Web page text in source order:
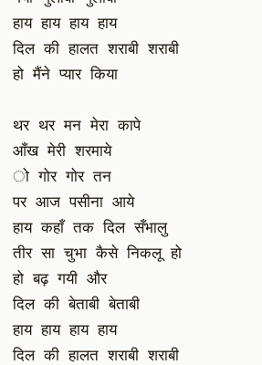
हाय हाय हाय हाय
दिल की हालत शराबी शराबी
हो मैंने प्यार किया
थर थर मन मेरा कापे
आँख मेरी शरमाये
ो गोर गोर तन
पर आज पसीना आये
हाय कहाँ तक दिल सँभालु
तीर सा चुभा कैसे निकलू हो
हो बढ़ गयी और
दिल की बेताबी बेताबी
हाय हाय हाय हाय
दिल की हालत शराबी शराबी